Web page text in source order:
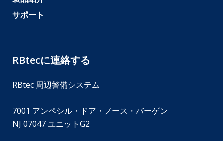
サポート
RBtecに連絡する
RBtec 周辺警備システム
7001 アンペシル・ドア・ノース・バーゲン
NJ 07047 ユニットG2